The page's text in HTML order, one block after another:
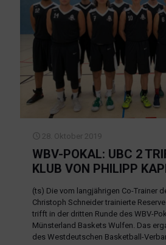
28. Oktober 2019
WBV-POKAL: UBC 2
KLUB VON PHILIPP
(ts) Die vom langjährigen Co-Trainer
Christoph Schneider trainierte
trifft in der dritten Runde des WBV-
Münsterland Baskets Wulfen. Das
des Westdeutschen Basketball-